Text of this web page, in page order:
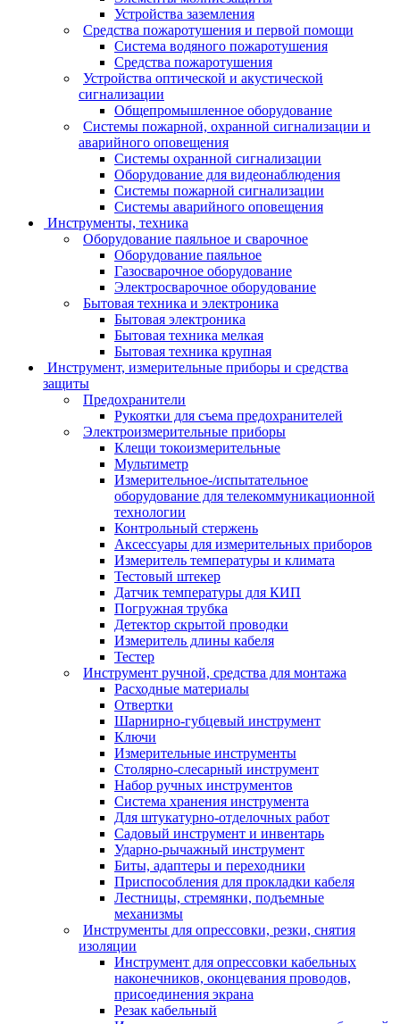
Устройства заземления
Средства пожаротушения и первой помощи
Система водяного пожаротушения
Средства пожаротушения
Устройства оптической и акустической
сигнализации
Общепромышленное оборудование
Системы пожарной, охранной сигнализации и
аварийного оповещения
Системы охранной сигнализации
Оборудование для видеонаблюдения
Системы пожарной сигнализации
Системы аварийного оповещения
Инструменты, техника
Оборудование паяльное и сварочное
Оборудование паяльное
Газосварочное оборудование
Электросварочное оборудование
Бытовая техника и электроника
Бытовая электроника
Бытовая техника мелкая
Бытовая техника крупная
Инструмент, измерительные приборы и средства
защиты
Предохранители
Рукоятки для съема предохранителей
Электроизмерительные приборы
Клещи токоизмерительные
Мультиметр
Измерительное-/испытательное
оборудование для телекоммуникационной
технологии
Контрольный стержень
Аксессуары для измерительных приборов
Измеритель температуры и климата
Тестовый штекер
Датчик температуры для КИП
Погружная трубка
Детектор скрытой проводки
Измеритель длины кабеля
Тестер
Инструмент ручной, средства для монтажа
Расходные материалы
Отвертки
Шарнирно-губцевый инструмент
Ключи
Измерительные инструменты
Столярно-слесарный инструмент
Набор ручных инструментов
Система хранения инструмента
Для штукатурно-отделочных работ
Садовый инструмент и инвентарь
Ударно-рычажный инструмент
Биты, адаптеры и переходники
Приспособления для прокладки кабеля
Лестницы, стремянки, подъемные
механизмы
Инструменты для опрессовки, резки, снятия
изоляции
Инструмент для опрессовки кабельных
наконечников, оконцевания проводов,
присоединения экрана
Резак кабельный